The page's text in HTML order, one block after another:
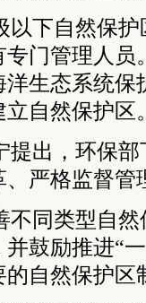
以下自然保
门管理人员
生态系统保
自然保护区
提出，环保
严格监督管
不同类型自
鼓励推进“
自然保护区